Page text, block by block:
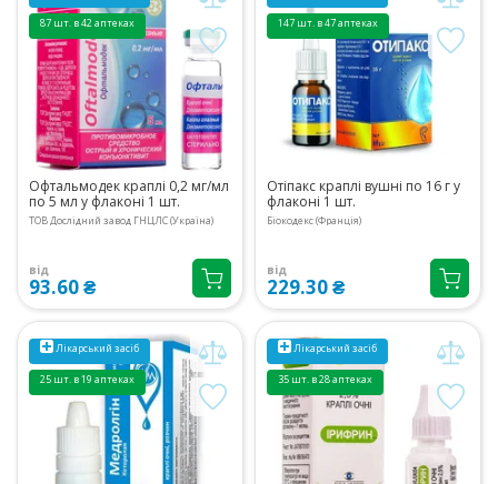
87 шт. в 42 аптеках
Офтальмодек краплі 0,2 мг/мл
по 5 мл у флаконі 1 шт.
ТОВ Дослідний завод ГНЦЛС (Україна)
від
93.60 ₴
147 шт. в 47 аптеках
Отіпакс краплі вушні по 16 г у
флаконі 1 шт.
Біокодекс (Франція)
від
229.30 ₴
Лікарський засіб
25 шт. в 19 аптеках
Лікарський засіб
35 шт. в 28 аптеках